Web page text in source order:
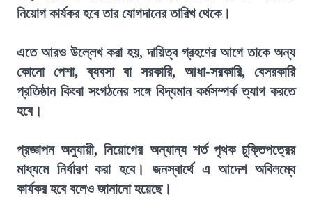
নিয়োগ কার্যকর হবে তার যোগদানের তারিখ থেকে।
এতে আরও উল্লেখ করা হয়, দায়িত্ব গ্রহণের আগে তাকে অন্য
কোনো পেশা, ব্যবসা বা সরকারি, আধা-সরকারি, বেসরকারি
প্রতিষ্ঠান কিংবা সংগঠনের সঙ্গে বিদ্যমান কর্মসম্পর্ক ত্যাগ করতে
হবে।
প্রজ্ঞাপন অনুযায়ী, নিয়োগের অন্যান্য শর্ত পৃথক চুক্তিপত্রের
মাধ্যমে নির্ধারণ করা হবে। জনস্বার্থে এ আদেশ অবিলম্বে
কার্যকর হবে বলেও জানানো হয়েছে।